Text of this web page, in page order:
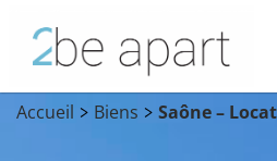
Accueil > Biens > Saône –